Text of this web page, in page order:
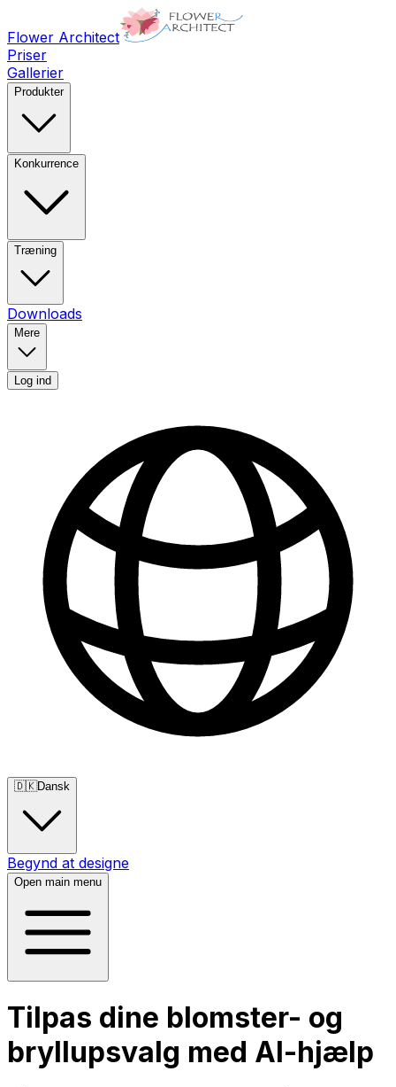
Flower Architect
Priser
Gallerier
Produkter
Konkurrence
Træning
Downloads
Mere
Log ind
🇩🇰Dansk
Begynd at designe
Open main menu
Tilpas dine blomster- og
bryllupsvalg med AI-hjælp